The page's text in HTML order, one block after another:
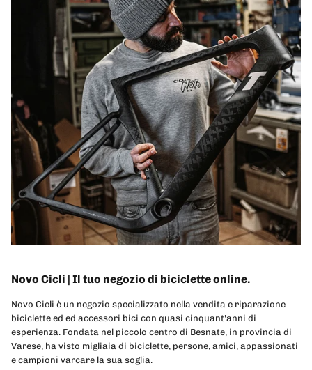
Novo Cicli | Il tuo negozio di biciclette online.
Novo Cicli è un negozio specializzato nella vendita e riparazione
biciclette ed ed accessori bici con quasi cinquant'anni di
esperienza. Fondata nel piccolo centro di Besnate, in provincia di
Varese, ha visto migliaia di biciclette, persone, amici, appassionati
e campioni varcare la sua soglia.